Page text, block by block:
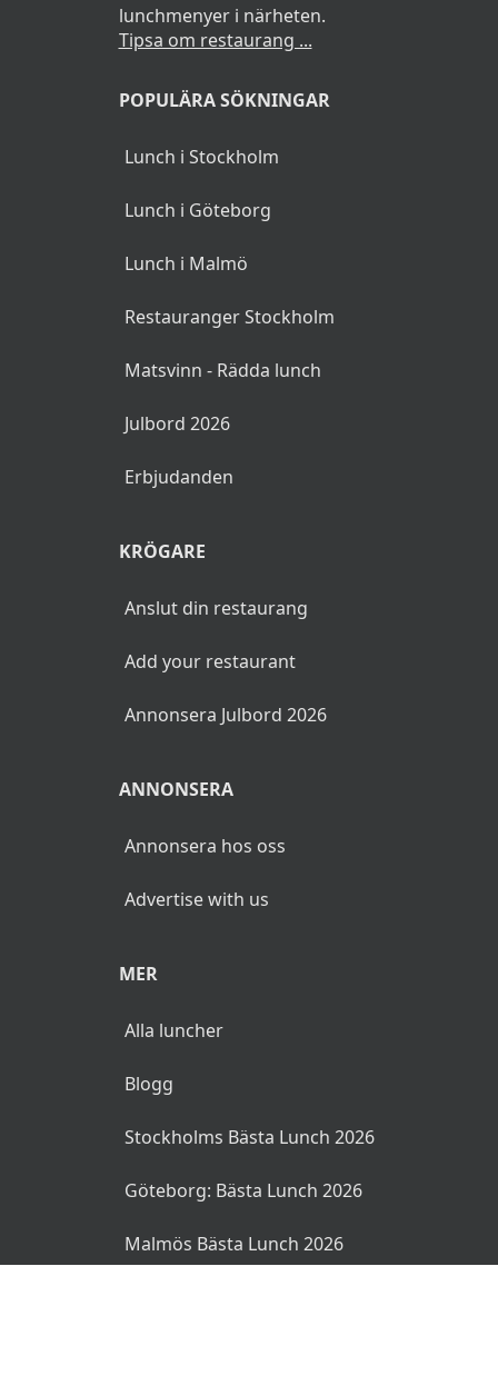
lunchmenyer i närheten.
Tipsa om restaurang ...
POPULÄRA SÖKNINGAR
Lunch i Stockholm
Lunch i Göteborg
Lunch i Malmö
Restauranger Stockholm
Matsvinn - Rädda lunch
Julbord 2026
Erbjudanden
KRÖGARE
Anslut din restaurang
Add your restaurant
Annonsera Julbord 2026
ANNONSERA
Annonsera hos oss
Advertise with us
MER
Alla luncher
Blogg
Stockholms Bästa Lunch 2026
Göteborg: Bästa Lunch 2026
Malmös Bästa Lunch 2026